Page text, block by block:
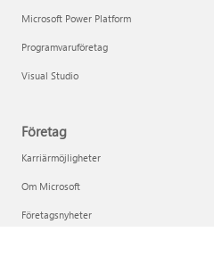
Microsoft Power Platform
Programvaruföretag
Visual Studio
Företag
Karriärmöjligheter
Om Microsoft
Företagsnyheter